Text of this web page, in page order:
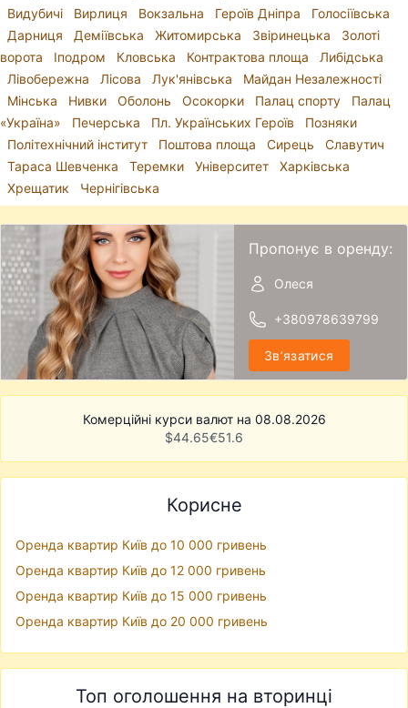
Видубичі
Вирлиця Вокзальна Героїв Дніпра
Голосіївська
Дарниця
Деміївська Житомирська Звіринецька
Золоті
ворота
Іподром Кловська Контрактова площа
Либідська
Лівобережна
Лісова Лук'янівська
Майдан Незалежності
Мінська
Нивки Оболонь Осокорки Палац спорту
Палац
«Україна»
Печерська Пл. Українських Героїв
Позняки
Політехнічний інститут
Поштова площа Сирець
Славутич
Тараса Шевченка
Теремки Університет
Харківська
Хрещатик
Чернігівська
Пропонує в оренду:
Олеся
+380978639799
Звʼязатися
Комерційні курси валют на 08.08.2026
$44.65€51.6
Корисне
Оренда квартир Київ до 10 000 гривень
Оренда квартир Київ до 12 000 гривень
Оренда квартир Київ до 15 000 гривень
Оренда квартир Київ до 20 000 гривень
Топ оголошення на вторинці